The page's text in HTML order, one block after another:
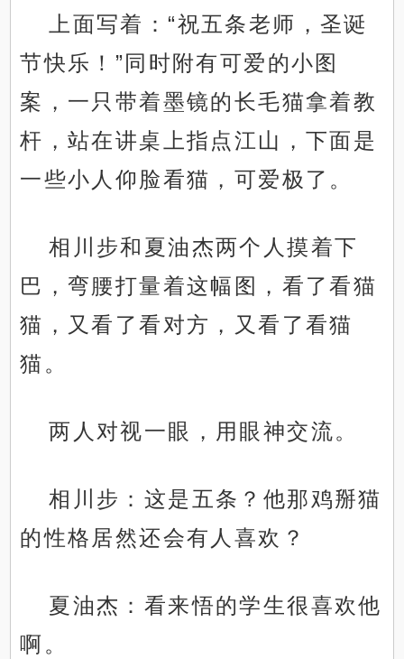
上面写着：“祝五条老师，圣诞
节快乐！”同时附有可爱的小图
案，一只带着墨镜的长毛猫拿着教
杆，站在讲桌上指点江山，下面是
一些小人仰脸看猫，可爱极了。
相川步和夏油杰两个人摸着下
巴，弯腰打量着这幅图，看了看猫
猫，又看了看对方，又看了看猫
猫。
两人对视一眼，用眼神交流。
相川步：这是五条？他那鸡掰猫
的性格居然还会有人喜欢？
夏油杰：看来悟的学生很喜欢他
啊。